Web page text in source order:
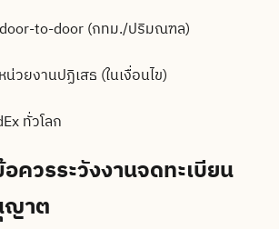
to-door (กทม./ปริมณฑล)
วยงานปฏิเสธ (ในเงื่อนไข)
ทั่วโลก
ควรระวังงานจดทะเบียน
ญาต